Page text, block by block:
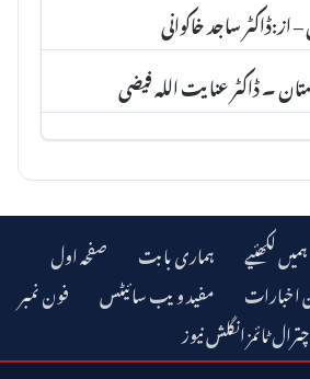
ساجد خاکوانی
۔ ڈاکٹر عنا یت اللہ فیضی
صفحہ اول ہماری بابت ہمیں لکھئیے
فون نمبر
مفید ویب سائیٹس اخبارات
چترال ٹائمز انگلش نیوز